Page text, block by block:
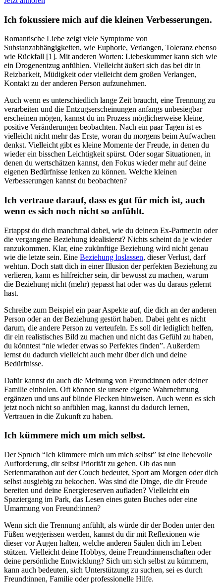
Ich fokussiere mich auf die kleinen Verbesserungen.
Romantische Liebe zeigt viele Symptome von
Substanzabhängigkeiten, wie Euphorie, Verlangen, Toleranz ebenso
wie Rückfall [1]. Mit anderen Worten: Liebeskummer kann sich wie
ein Drogenentzug anfühlen. Vielleicht äußert sich das bei dir in
Reizbarkeit, Müdigkeit oder vielleicht dem großen Verlangen,
Kontakt zu der anderen Person aufzunehmen.
Auch wenn es unterschiedlich lange Zeit braucht, eine Trennung zu
verarbeiten und die Entzugserscheinungen anfangs unbesiegbar
erscheinen mögen, kannst du im Prozess möglicherweise kleine,
positive Veränderungen beobachten. Nach ein paar Tagen ist es
vielleicht nicht mehr das Erste, woran du morgens beim Aufwachen
denkst. Vielleicht gibt es kleine Momente der Freude, in denen du
wieder ein bisschen Leichtigkeit spürst. Oder sogar Situationen, in
denen du wertschätzen kannst, den Fokus wieder mehr auf deine
eigenen Bedürfnisse lenken zu können. Welche kleinen
Verbesserungen kannst du beobachten?
Ich vertraue darauf, dass es gut für mich ist, auch
wenn es sich noch nicht so anfühlt.
Ertappst du dich manchmal dabei, wie du deine:n Ex-Partner:in oder
die vergangene Beziehung idealisierst? Nichts scheint da je wieder
ranzukommen. Klar, eine zukünftige Beziehung wird nicht genau
wie die letzte sein. Eine Beziehung loslassen, dieser Verlust, darf
wehtun. Doch statt dich in einer Illusion der perfekten Beziehung zu
verlieren, kann es hilfreicher sein, dir bewusst zu machen, warum
die Beziehung nicht (mehr) gepasst hat oder was du daraus gelernt
hast.
Schreibe zum Beispiel ein paar Aspekte auf, die dich an der anderen
Person oder an der Beziehung gestört haben. Dabei geht es nicht
darum, die andere Person zu verteufeln. Es soll dir lediglich helfen,
dir ein realistisches Bild zu machen und nicht das Gefühl zu haben,
du könntest “nie wieder etwas so Perfektes finden”. Außerdem
lernst du dadurch vielleicht auch mehr über dich und deine
Bedürfnisse.
Dafür kannst du auch die Meinung von Freund:innen oder deiner
Familie einholen. Oft können sie unsere eigene Wahrnehmung
ergänzen und uns auf blinde Flecken hinweisen. Auch wenn es sich
jetzt noch nicht so anfühlen mag, kannst du dadurch lernen,
Vertrauen in die Zukunft zu haben.
Ich kümmere mich um mich selbst.
Der Spruch “Ich kümmere mich um mich selbst” ist eine liebevolle
Aufforderung, dir selbst Priorität zu geben. Ob das nun
Serienmarathon auf der Couch bedeutet, Sport am Morgen oder dich
selbst ausgiebig zu bekochen. Was sind die Dinge, die dir Freude
bereiten und deine Energiereserven aufladen? Vielleicht ein
Spaziergang im Park, das Lesen eines guten Buches oder eine
Umarmung von Freund:innen?
Wenn sich die Trennung anfühlt, als würde dir der Boden unter den
Füßen weggerissen werden, kannst du dir mit Reflexionen wie
dieser vor Augen halten, welche anderen Säulen dich im Leben
stützen. Vielleicht deine Hobbys, deine Freund:innenschaften oder
deine persönliche Entwicklung? Sich um sich selbst zu kümmern,
kann auch bedeuten, sich Unterstützung zu suchen, sei es durch
Freund:innen, Familie oder professionelle Hilfe.